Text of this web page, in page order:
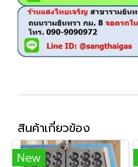
สินค้าเกี่ยวข้อง
New